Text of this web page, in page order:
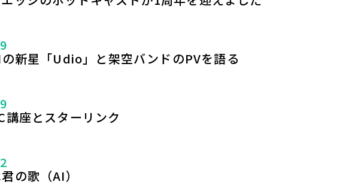
新星「Udio」と架空バンドのPVを語る
講座とスターリンク
の歌（AI）